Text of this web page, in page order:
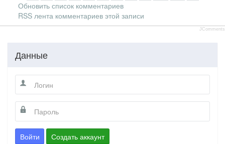
Обновить список комментариев
RSS лента комментариев этой записи
JComments
Данные
Войти Создать аккаунт